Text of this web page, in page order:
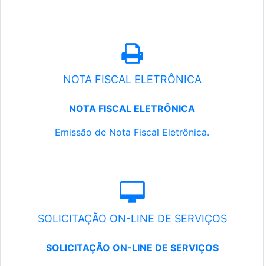
NOTA FISCAL ELETRÔNICA
NOTA FISCAL ELETRÔNICA
Emissão de Nota Fiscal Eletrônica.
SOLICITAÇÃO ON-LINE DE SERVIÇOS
SOLICITAÇÃO ON-LINE DE SERVIÇOS